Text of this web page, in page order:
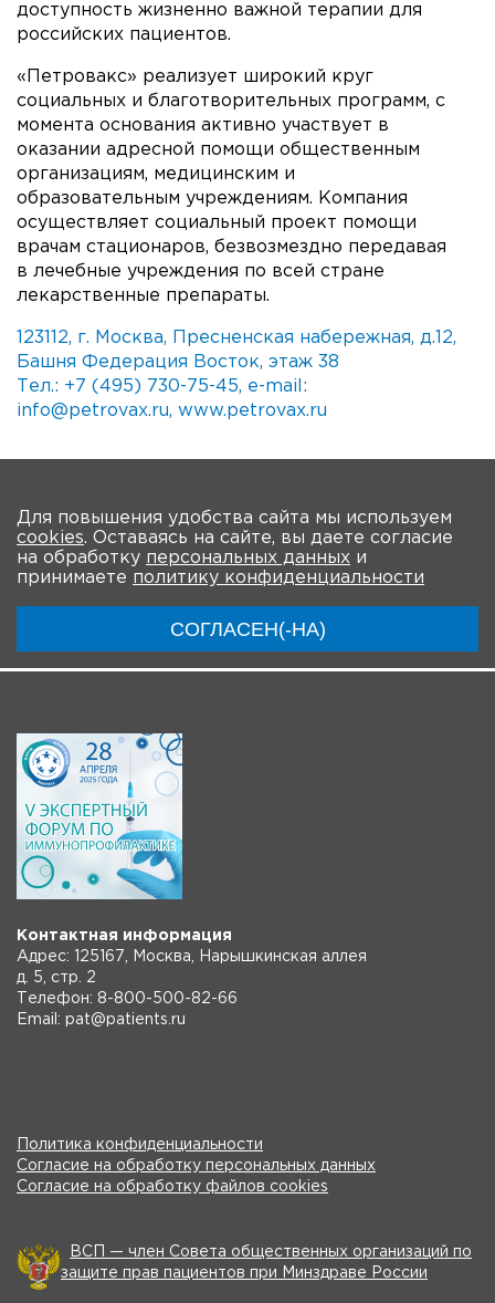
доступность жизненно важной терапии для
российских пациентов.
«Петровакс» реализует широкий круг
социальных и благотворительных программ, с
момента основания активно участвует в
оказании адресной помощи общественным
организациям, медицинским и
образовательным учреждениям. Компания
осуществляет социальный проект помощи
врачам стационаров, безвозмездно передавая
в лечебные учреждения по всей стране
лекарственные препараты.
123112, г. Москва, Пресненская набережная, д.12,
Башня Федерация Восток, этаж 38
Тел.: +7 (495) 730-75-45, e-mail:
info@petrovax.ru, www.petrovax.ru
Для повышения удобства сайта мы используем
cookies. Оставаясь на сайте, вы даете согласие
на обработку персональных данных и
принимаете политику конфиденциальности
СОГЛАСЕН(-НА)
О мероприятии Программа Участники
Контактная информация
Адрес: 125167, Москва, Нарышкинская аллея
д. 5, стр. 2
Телефон: 8-800-500-82-66
Email: pat@patients.ru
Политика конфиденциальности
Согласие на обработку персональных данных
Согласие на обработку файлов cookies
ВСП — член Совета общественных организаций по
защите прав пациентов при Минздраве России